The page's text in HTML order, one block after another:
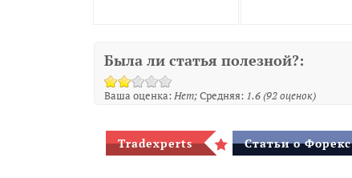
Была ли статья полезной?:
Ваша оценка:Нет Средняя: 1.6(92оценок)
Tradexperts Статьи о Форекс